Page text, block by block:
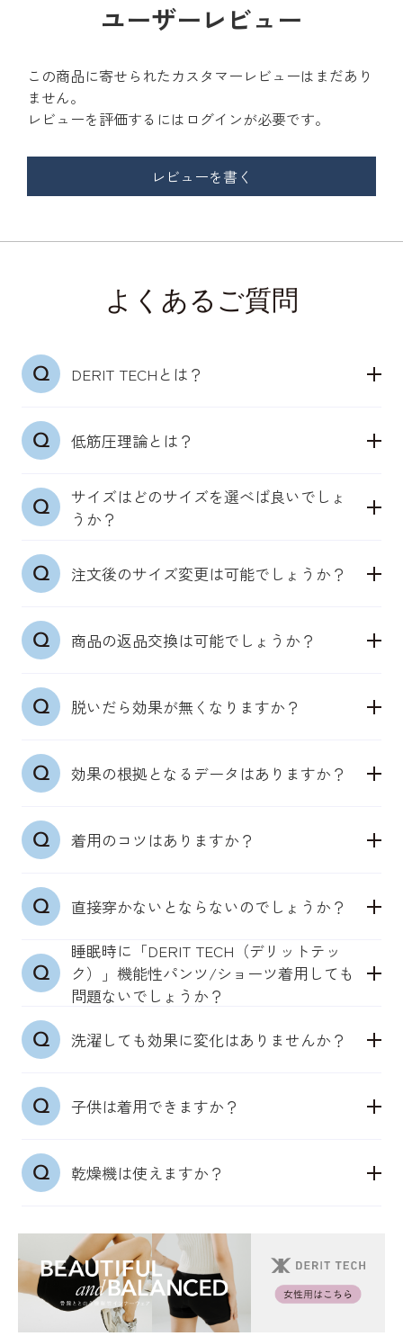
ユーザーレビュー
この商品に寄せられたカスタマーレビューはまだあり
ません。
レビューを評価するには ログインが必要です。
レビューを書く
よくあるご質問
DERIT TECHとは？
「デリットテック」は24時間365日着用できる、骨
盤ととのう機能性インナーウェアブランドです。
ともと身体が備えている機能を引き出します。
低筋圧理論とは？
特許取得（第7214169号）「低筋圧理論」
骨盤まわりの筋肉にそった独自の凹凸構造が、肌に
す。
身体本来が持つ機能を引き出し、筋肉への確実にア
サイズはどのサイズを選べば良いでしょ
うか？
普段の洋服サイズを目安にお選びください。皮膚の
感度センサーを活かした設計のため、きつすぎない
68~76cm、M／76~84cm、L／84~94cm、LL／
94~104cm、3L／104~114cm
は、ぴったりした下着を選ぶことが多ければ「下の
104~112cm
になることを推奨しているため、迷われたら小さめ
をおすすめしております。
25~27cm、27~29cm
注文後のサイズ変更は可能でしょうか？
ご注文後の商品サイズ変更はシステム上お受けする
ことができません。出荷完了メール受信前の場合
お願いいたします。
商品の返品交換は可能でしょうか？
商品の特性上、お客様都合の返品交換は未使用の場
合も承っておりません。何卒ご理解いただきますよ
脱いだら効果が無くなりますか？
どのアイテムも、着用いただいている時は、皮膚の
感覚センサーから神経伝達回路を通じて、筋肉が正
着用した期間にもよりますが、一定期間効果は持続
いたします。しかし、着用しない期間が長くなる
機能性パンツ・ショーツや機能性インナーウェアシ
られない場合は、
寝ている時間に着用いただくナイトケアとしてご活
用いただくことで、日々、長時間着用をすることも
機能性ソックスは、靴により着用できないこともあ
ます。
効果の根拠となるデータはありますか？
日本臨床スポーツ医学会学術集会で効果検証の結果
を発表しています。他のデータについても随時取得
着用のコツはありますか？
●「DERIT TECH（デリットテック）」機能性パン
ツ/ショーツ
DERIT TECH が肌に触れるように穿いてください。
特に股下の部分がしっかり肌に触れると効果が期待
できます。
●「DERIT TECH（デリットテック）」機能性イン
ナーウェアシャツ/タンクトップ
はせず、さらっとした着心地の良い下着です。
すいよう、小さめのサイズを選択することをおすす
すが、それでも皮膚の感覚センサーは反応する確認
をとっております。
ナイトケアの場合、ブラジャーをせず、そのまま着
用いただくことでより効果が期待できます。
直接穿かないとならないのでしょうか？
●「DERIT TECH（デリットテック）」機能性パン
ツ/ショーツ
基本は直接穿いていただくことをおすすめしており
ます。DERIT TECH の縫製が筋肉に触れるように穿
いていただくことで、自然と筋肉が動き出すように
睡眠時に「DERIT TECH（デリットテッ
ク）」機能性パンツ/ショーツ着用しても
問題ないでしょうか？
睡眠時に着用しても問題ありません。DERIT
TECH（デリットテック）は24時間365日穿き続けら
でも穿いていただくことで効果が期待できます。
洗濯しても効果に変化はありませんか？
通常の洗濯と同様に洗っていただいて問題ございま
せん。生地が肌に触れないような状態になった場合
子供は着用できますか？
メンズサイズが合うようでしたらご着用できます。
医療用商品ではないため、部活や勉強時などの生活
期からケアをすることで、姿勢のケアや体づくりに
もつながります。
乾燥機は使えますか？
生地の特性上、乾燥機はおすすめはしておりませ
ん。乾燥機は使用せず、洗濯ネットに入れて洗濯
後、日陰干しをしてください。